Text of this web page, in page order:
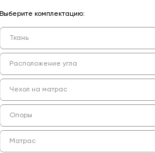
Выберите комплектацию:
Ткань
Расположение угла
Чехол на матрас
Опоры
Матрас